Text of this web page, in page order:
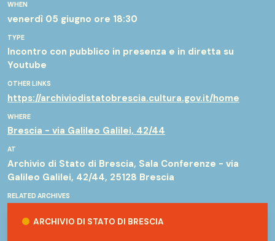
WHEN
venerdì 05 giugno ore 18:30
TYPE
Incontro con pubblico in presenza e in diretta su
Youtube
OTHER LINKS
https://archiviodistatobrescia.cultura.gov.it/home
WHERE
Brescia - via Galileo Galilei, 42/44
AT
Archivio di Stato di Brescia, Sala Conferenze - via
Galileo Galilei, 42/44, 25128 Brescia
RELATED ARCHIVES
ARCHIVIO DI STATO DI BRESCIA
PEOPLE
Relatori: Debora Piroli, direttrice dell’Archivio di
Stato di Brescia; Andrea Bariselli, neuroscienziato e
psicologo
Ospiti i protagonisti delle storie: Laura Chignoli,
Guido Dalla Volta, Nadia Ferrari